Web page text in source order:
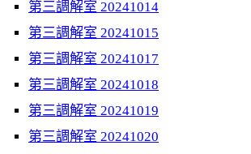
第三調解室 20241014
第三調解室 20241015
第三調解室 20241017
第三調解室 20241018
第三調解室 20241019
第三調解室 20241020